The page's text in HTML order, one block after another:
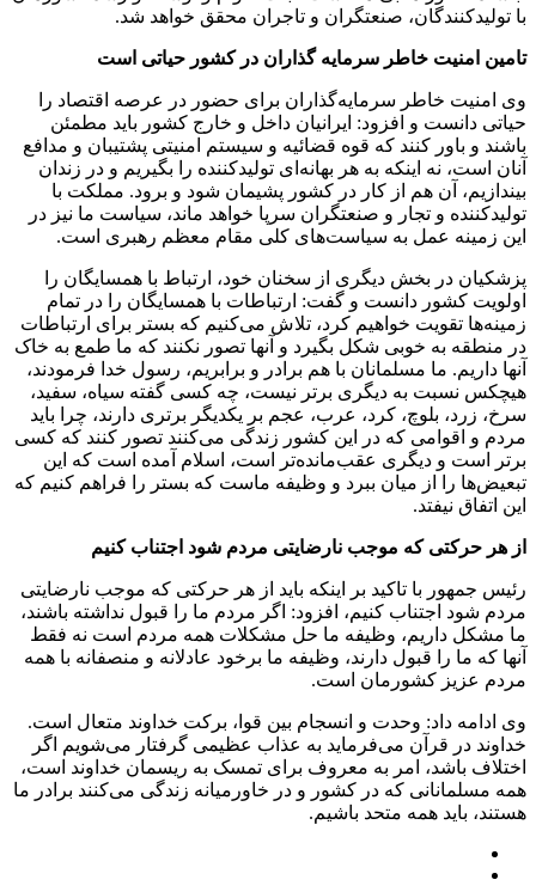
با تولیدکنندگان، صنعتگران و تاجران محقق خواهد شد.
تامین امنیت خاطر سرمایه گذاران در کشور حیاتی است
وی امنیت خاطر سرمایه‌گذاران برای حضور در عرصه اقتصاد را
حیاتی دانست و افزود: ایرانیان داخل و خارج کشور باید مطمئن
باشند و باور کنند که قوه قضائیه و سیستم امنیتی پشتیبان و مدافع
آنان است، نه اینکه به هر بهانه‌ای تولیدکننده را بگیریم و در زندان
بیندازیم، آن هم از کار در کشور پشیمان شود و برود. مملکت با
تولیدکننده و تجار و صنعتگران سرپا خواهد ماند، سیاست ما نیز در
این زمینه عمل به سیاست‌های کلی مقام معظم رهبری است.
پزشکیان در بخش دیگری از سخنان خود، ارتباط با همسایگان را
اولویت کشور دانست و گفت: ارتباطات با همسایگان را در تمام
زمینه‌ها تقویت خواهیم کرد، تلاش می‌کنیم که بستر برای ارتباطات
در منطقه به خوبی شکل بگیرد و آنها تصور نکنند که ما طمع به خاک
آنها داریم. ما مسلمانان با هم برادر و برابریم، رسول خدا فرمودند،
هیچکس نسبت به دیگری برتر نیست، چه کسی گفته سیاه، سفید،
سرخ، زرد، بلوچ، کرد، عرب، عجم بر یکدیگر برتری دارند، چرا باید
مردم و اقوامی که در این کشور زندگی می‌کنند تصور کنند که کسی
برتر است و دیگری عقب‌مانده‌تر است، اسلام آمده است که این
تبعیض‌ها را از میان ببرد و وظیفه ماست که بستر را فراهم کنیم که
این اتفاق نیفتد.
از هر حرکتی که موجب نارضایتی مردم شود اجتناب کنیم
رئیس جمهور با تاکید بر اینکه باید از هر حرکتی که موجب نارضایتی
مردم شود اجتناب کنیم، افزود: اگر مردم ما را قبول نداشته باشند،‌
ما مشکل داریم، وظیفه ما حل مشکلات همه مردم است نه فقط
آنها که ما را قبول دارند، وظیفه ما برخود عادلانه و منصفانه با همه
مردم عزیز کشورمان است.
وی ادامه داد: وحدت و انسجام بین قوا، برکت خداوند متعال است.
خداوند در قرآن می‌فرماید به عذاب عظیمی گرفتار می‌شویم اگر
اختلاف باشد، امر به معروف برای تمسک به ریسمان خداوند است،
همه مسلمانانی که در کشور و در خاورمیانه زندگی می‌کنند برادر ما
هستند، باید همه متحد باشیم.